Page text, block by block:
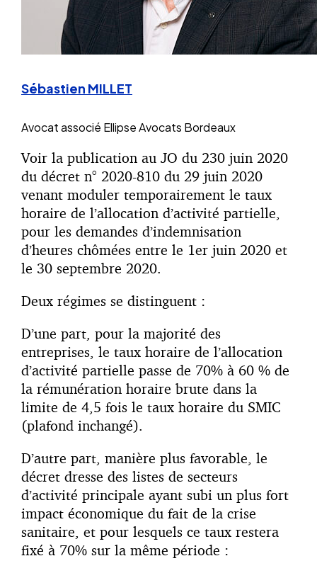
Sébastien MILLET
Avocat associé Ellipse Avocats Bordeaux
Voir la publication au JO du 230 juin 2020
du décret n° 2020-810 du 29 juin 2020
venant moduler temporairement le taux
horaire de l’allocation d’activité partielle,
pour les demandes d’indemnisation
d’heures chômées entre le 1er juin 2020 et
le 30 septembre 2020.
Deux régimes se distinguent :
D’une part, pour la majorité des
entreprises, le taux horaire de l’allocation
d’activité partielle passe de 70% à 60 % de
la rémunération horaire brute dans la
limite de 4,5 fois le taux horaire du SMIC
(plafond inchangé).
D’autre part, manière plus favorable, le
décret dresse des listes de secteurs
d’activité principale ayant subi un plus fort
impact économique du fait de la crise
sanitaire, et pour lesquels ce taux restera
fixé à 70% sur la même période :